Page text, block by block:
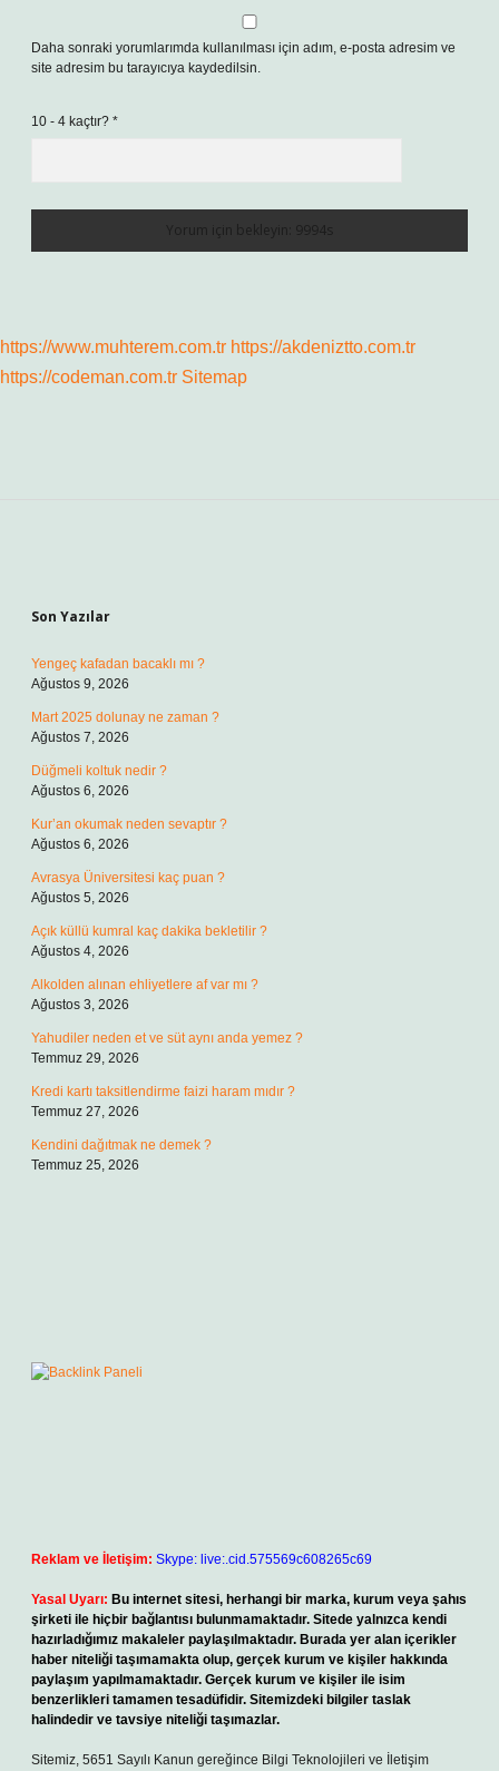
Daha sonraki yorumlarımda kullanılması için adım, e-posta adresim ve
site adresim bu tarayıcıya kaydedilsin.
10 - 4 kaçtır? *
https://www.muhterem.com.tr https://akdeniztto.com.tr
https://codeman.com.tr Sitemap
Son Yazılar
Yengeç kafadan bacaklı mı ?
Ağustos 9, 2026
Mart 2025 dolunay ne zaman ?
Ağustos 7, 2026
Düğmeli koltuk nedir ?
Ağustos 6, 2026
Kur’an okumak neden sevaptır ?
Ağustos 6, 2026
Avrasya Üniversitesi kaç puan ?
Ağustos 5, 2026
Açık küllü kumral kaç dakika bekletilir ?
Ağustos 4, 2026
Alkolden alınan ehliyetlere af var mı ?
Ağustos 3, 2026
Yahudiler neden et ve süt aynı anda yemez ?
Temmuz 29, 2026
Kredi kartı taksitlendirme faizi haram mıdır ?
Temmuz 27, 2026
Kendini dağıtmak ne demek ?
Temmuz 25, 2026
Reklam ve İletişim: Skype: live:.cid.575569c608265c69
Yasal Uyarı: Bu internet sitesi, herhangi bir marka, kurum veya şahıs
şirketi ile hiçbir bağlantısı bulunmamaktadır. Sitede yalnızca kendi
hazırladığımız makaleler paylaşılmaktadır. Burada yer alan içerikler
haber niteliği taşımamakta olup, gerçek kurum ve kişiler hakkında
paylaşım yapılmamaktadır. Gerçek kurum ve kişiler ile isim
benzerlikleri tamamen tesadüfidir. Sitemizdeki bilgiler taslak
halindedir ve tavsiye niteliği taşımazlar.
Sitemiz, 5651 Sayılı Kanun gereğince Bilgi Teknolojileri ve İletişim